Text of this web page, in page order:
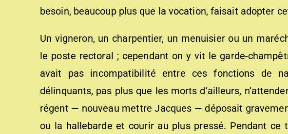
besoin, beaucoup plus que la vocation, faisait adopter
Un vigneron, un charpentier, un menuisier ou un
le poste rectoral ; cependant on y vit le garde-
avait pas incompatibilité entre ces fonctions de
délinquants, pas plus que les morts d’ailleurs,
régent — nouveau mettre Jacques — déposait
ou la hallebarde et courir au plus pressé. Pendant ce